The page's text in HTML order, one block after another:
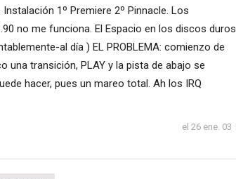
1º Premiere 2º Pinnacle. Los
no me funciona. El Espacio en los discos duros
al día ) EL PROBLEMA: comienzo de
transición, PLAY y la pista de abajo se
hacer, pues un mareo total. Ah los IRQ
el 26 ene. 03